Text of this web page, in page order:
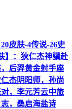
皮肤-4传说-26史
】：狄仁杰神骥赴
后羿黄金射手座
杰阴阳师，孙尚
，李元芳云中旅
，桑启海盐诗